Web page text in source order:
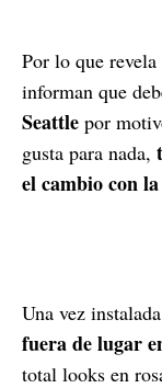
Por lo que
informan que
Seattle por
gusta para nada,
el cambio con
Una vez
fuera de lugar
total looks en